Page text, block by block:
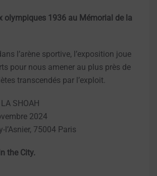
olympiques 1936 au Mémorial de la
l’arène sportive, l’exposition joue
pour nous amener au plus près de
transcendés par l’exploit.
SHOAH
2024
l’Asnier, 75004 Paris
the City.